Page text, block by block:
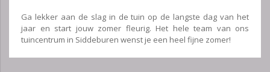
Ga lekker aan de slag in de tuin op de langste dag van het
jaar en start jouw zomer fleurig. Het hele team van ons
tuincentrum in Siddeburen wenst je een heel fijne zomer!